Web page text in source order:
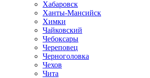
Хабаровск
Ханты-Мансийск
Химки
Чайковский
Чебоксары
Череповец
Черноголовка
Чехов
Чита